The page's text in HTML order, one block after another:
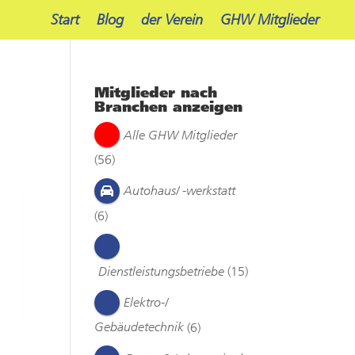
Start Blog der Verein GHW Mitglieder
Mitglieder nach
Branchen anzeigen
Alle GHW Mitglieder
(56)
Autohaus/ -werkstatt
(6)
Dienstleistungsbetriebe (15)
Elektro-/
Gebäudetechnik (6)